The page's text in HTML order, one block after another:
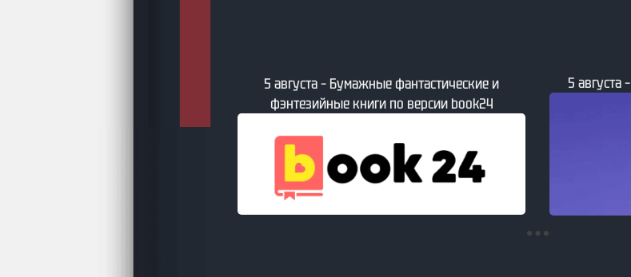
5 августа – Бумажные фантастические и
фэнтезийные книги по версии book24
5 августа